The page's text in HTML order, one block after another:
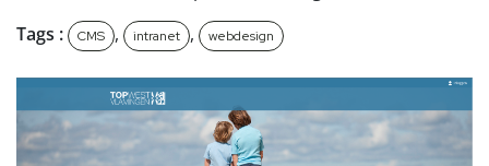
Tags :
CMS , intranet , webdesign